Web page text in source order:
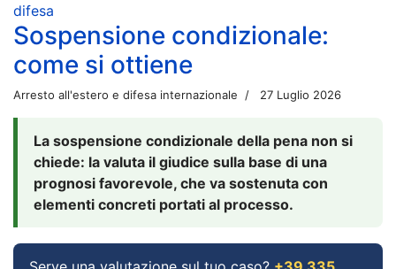
difesa
Sospensione condizionale:
come si ottiene
Arresto all'estero e difesa internazionale 27 Luglio 2026
La sospensione condizionale della pena non si
chiede: la valuta il giudice sulla base di una
prognosi favorevole, che va sostenuta con
elementi concreti portati al processo.